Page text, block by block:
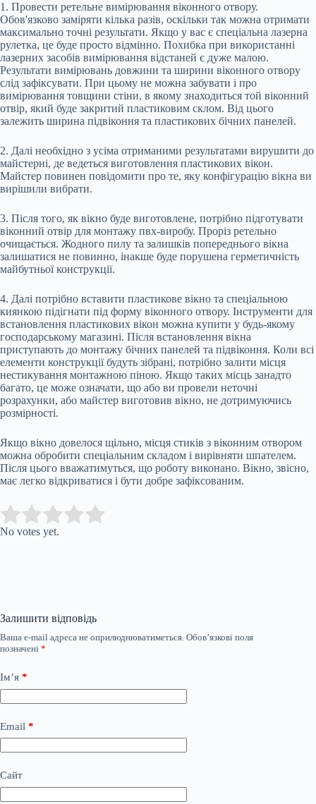
1. Провести ретельне вимірювання віконного отвору.
Обов'язково заміряти кілька разів, оскільки так можна отримати
максимально точні результати. Якщо у вас є спеціальна лазерна
рулетка, це буде просто відмінно. Похибка при використанні
лазерних засобів вимірювання відстаней є дуже малою.
Результати вимірювань довжини та ширини віконного отвору
слід зафіксувати. При цьому не можна забувати і про
вимірювання товщини стіни, в якому знаходиться той віконний
отвір, який буде закритий пластиковим склом. Від цього
залежить ширина підвіконня та пластикових бічних панелей.
2. Далі необхідно з усіма отриманими результатами вирушити до
майстерні, де ведеться виготовлення пластикових вікон.
Майстер повинен повідомити про те, яку конфігурацію вікна ви
вирішили вибрати.
3. Після того, як вікно буде виготовлене, потрібно підготувати
віконний отвір для монтажу пвх-виробу. Проріз ретельно
очищається. Жодного пилу та залишків попереднього вікна
залишатися не повинно, інакше буде порушена герметичність
майбутньої конструкції.
4. Далі потрібно вставити пластикове вікно та спеціальною
киянкою підігнати під форму віконного отвору. Інструменти для
встановлення пластикових вікон можна купити у будь-якому
господарському магазині. Після встановлення вікна
приступають до монтажу бічних панелей та підвіконня. Коли всі
елементи конструкції будуть зібрані, потрібно залити місця
нестикування монтажною піною. Якщо таких місць занадто
багато, це може означати, що або ви провели неточні
розрахунки, або майстер виготовив вікно, не дотримуючись
розмірності.
Якщо вікно довелося щільно, місця стиків з віконним отвором
можна обробити спеціальним складом і вирівняти шпателем.
Після цього вважатимуться, що роботу виконано. Вікно, звісно,
має легко відкриватися і бути добре зафіксованим.
Rate this item:
No votes yet.
Залишити відповідь
Ваша e-mail адреса не оприлюднюватиметься. Обов’язкові поля
позначені *
Ім’я *
Email *
Сайт